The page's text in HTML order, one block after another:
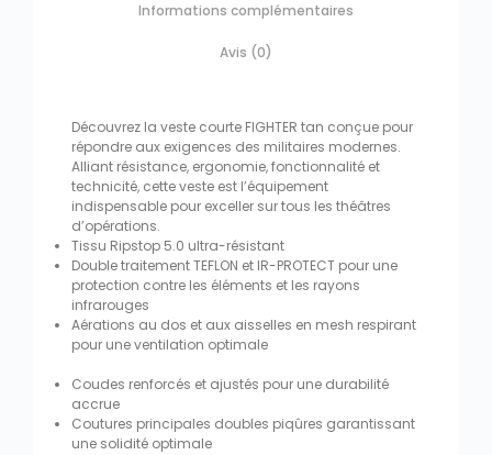
Informations complémentaires
Avis (0)
Découvrez la veste courte FIGHTER tan conçue pour
répondre aux exigences des militaires modernes.
Alliant résistance, ergonomie, fonctionnalité et
technicité, cette veste est l’équipement
indispensable pour exceller sur tous les théâtres
d’opérations.
Tissu Ripstop 5.0 ultra-résistant
Double traitement TEFLON et IR-PROTECT pour une
protection contre les éléments et les rayons
infrarouges
Aérations au dos et aux aisselles en mesh respirant
pour une ventilation optimale
Coudes renforcés et ajustés pour une durabilité
accrue
Coutures principales doubles piqûres garantissant
une solidité optimale